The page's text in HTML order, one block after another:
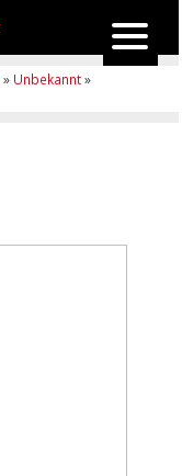
» Unbekannt»